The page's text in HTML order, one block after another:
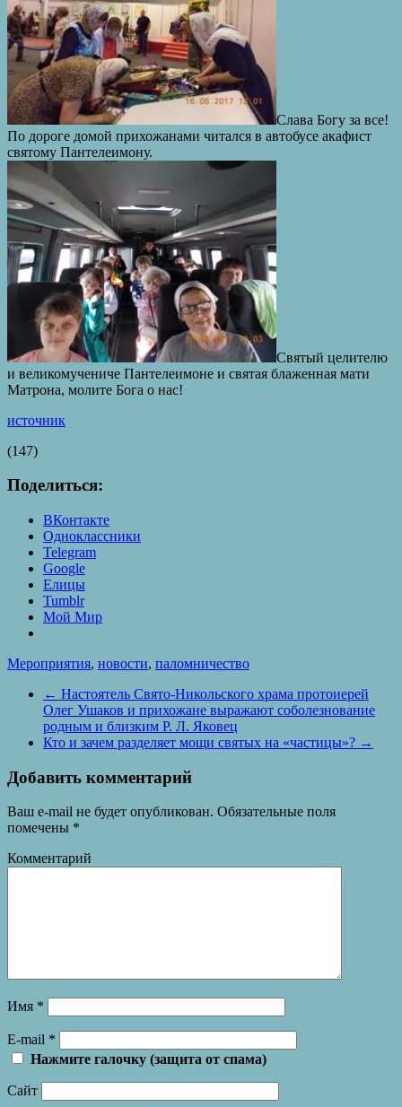
Слава Богу за все!
По дороге домой прихожанами читался в автобусе акафист
святому Пантелеимону.
Святый целителю
и великомучениче Пантелеимоне и святая блаженная мати
Матрона, молите Бога о нас!
источник
(147)
Поделиться:
ВКонтакте
Одноклассники
Telegram
Google
Елицы
Tumblr
Мой Мир
Мероприятия, новости, паломничество
← Настоятель Свято-Никольского храма протоиерей
Олег Ушаков и прихожане выражают соболезнование
родным и близким Р. Л. Яковец
Кто и зачем разделяет мощи святых на «частицы»? →
Добавить комментарий
Ваш e-mail не будет опубликован. Обязательные поля
помечены *
Комментарий
Имя *
E-mail *
Нажмите галочку (защита от спама)
Сайт